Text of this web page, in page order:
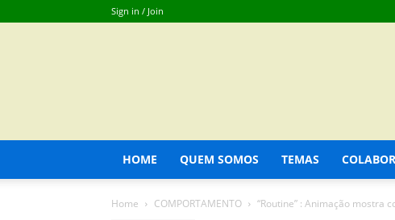
Sign in / Join
HOME QUEM SOMOS TEMAS
Home COMPORTAMENTO “Routine” : Animação mostra